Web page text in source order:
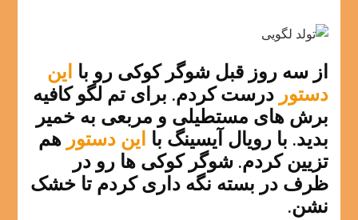
از سه روز قبل شوگر کوکی رو با این
دستور درست کردم. برای تم لگو کافیه
برش های مستطیلی و مربعی به خمیر
بدید. با رویال آیسینگ با این دستور هم
تزیین کردم. شوگر کوکی ها رو در
ظرف در بسته نگه داری کردم تا خشک
نشن.